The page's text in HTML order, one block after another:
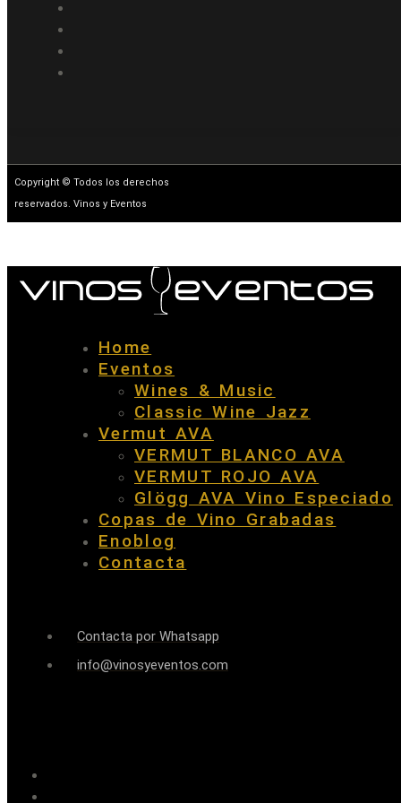
Copyright © Todos los derechos
reservados. Vinos y Eventos
Home
Eventos
Wines & Music
Classic Wine Jazz
Vermut AVA
VERMUT BLANCO AVA
VERMUT ROJO AVA
Glögg AVA Vino Especiado
Copas de Vino Grabadas
Enoblog
Contacta
Contacta por Whatsapp
info@vinosyeventos.com